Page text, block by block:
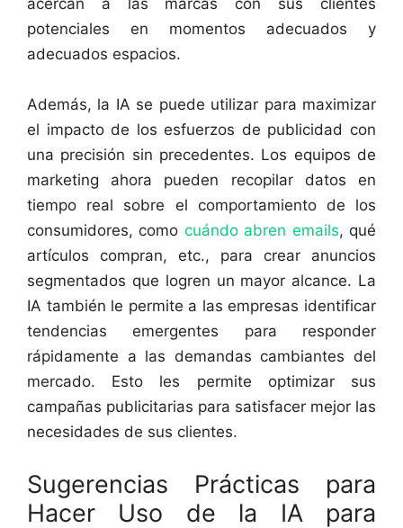
potenciales en momentos adecuados y
adecuados espacios.
Además, la IA se puede utilizar para maximizar
el impacto de los esfuerzos de publicidad con
una precisión sin precedentes. Los equipos de
marketing ahora pueden recopilar datos en
tiempo real sobre el comportamiento de los
consumidores, como cuándo abren emails, qué
artículos compran, etc., para crear anuncios
segmentados que logren un mayor alcance. La
IA también le permite a las empresas identificar
tendencias emergentes para responder
rápidamente a las demandas cambiantes del
mercado. Esto les permite optimizar sus
campañas publicitarias para satisfacer mejor las
necesidades de sus clientes.
Sugerencias Prácticas para
Hacer Uso de la IA para